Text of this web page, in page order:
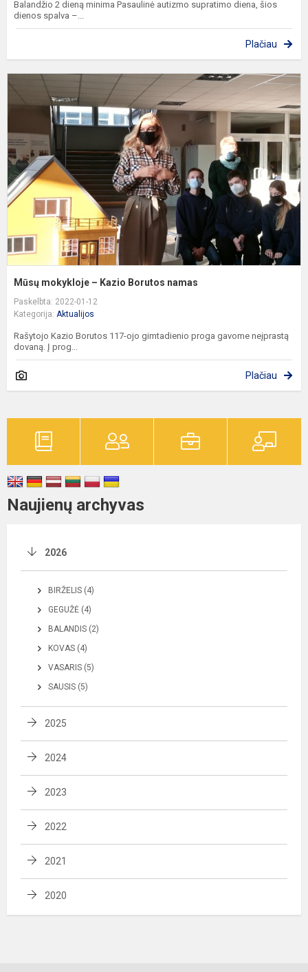
Balandžio 2 dieną minima Pasaulinė autizmo supratimo diena, šios
dienos spalva –...
Plačiau
Mūsų mokykloje – Kazio Borutos namas
Paskelbta: 2022-01-12
Kategorija: Aktualijos
Rašytojo Kazio Borutos 117-ojo gimtadienio proga gavome neįprastą
dovaną. Į prog...
Plačiau
Naujienų archyvas
2026
BIRŽELIS (4)
GEGUŽĖ (4)
BALANDIS (2)
KOVAS (4)
VASARIS (5)
SAUSIS (5)
2025
2024
2023
2022
2021
2020